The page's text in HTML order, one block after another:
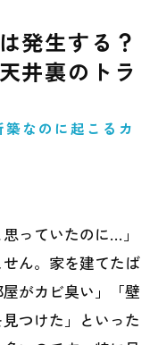
発生する？
井裏のトラ
なのに起こるカ
っていたのに…」
ん。家を建てたば
がカビ臭い」「壁
つけた」といった